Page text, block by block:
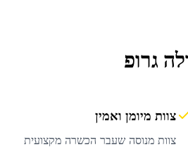
גרופ
צוות מיומן ואמין
צוות מנוסה שעבר הכשרה מקצועית